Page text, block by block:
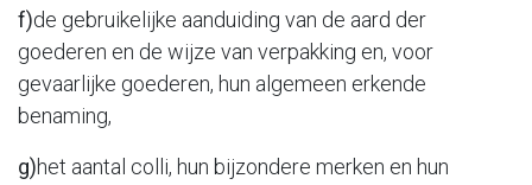
f)de gebruikelijke aanduiding van de aard der
goederen en de wijze van verpakking en, voor
gevaarlijke goederen, hun algemeen erkende
benaming,
g)het aantal colli, hun bijzondere merken en hun